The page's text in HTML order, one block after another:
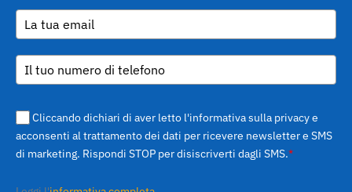
srl - VAT no. 01888690979
Via Croce Rossa 1/C - 51037
Montale PT
1943680-
UI v. 0.0.240 prod
(gde890d5 15/07/26tag
Le tue preferenze relative alla privacy
Cliccando dichiari di aver letto l'informativa sulla privacy e
acconsenti al trattamento dei dati per ricevere newsletter e SMS
di marketing. Rispondi STOP per disiscriverti dagli SMS.*